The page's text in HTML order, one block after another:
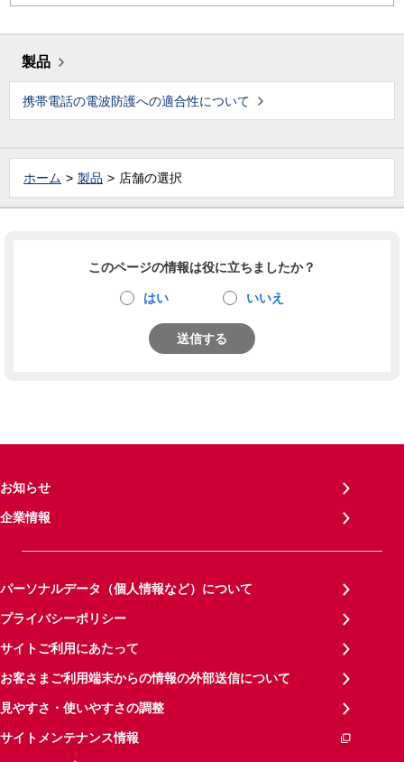
製品
携帯電話の電波防護への適合性について
ホーム 製品 店舗の選択
このページの情報は役に立ちましたか？
はい いいえ
送信する
お知らせ
企業情報
パーソナルデータ（個人情報など）について
プライバシーポリシー
サイトご利用にあたって
お客さまご利用端末からの情報の外部送信について
見やすさ・使いやすさの調整
サイトメンテナンス情報